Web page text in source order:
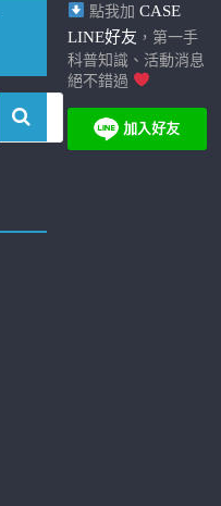
點我加 CASE
LINE好友 ，第一手
科普知識、活動消息
絕不錯過